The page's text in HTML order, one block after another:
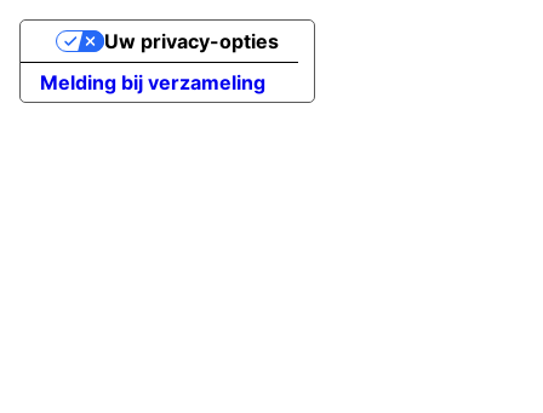
Melding bij verzameling
Uw privacy-opties